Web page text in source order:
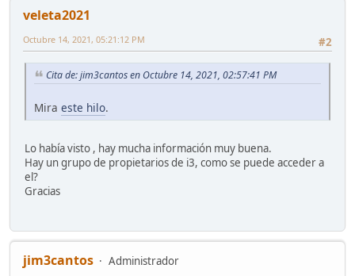
veleta2021
#2
Octubre 14, 2021, 05:21:12 PM
Cita de: jim3cantos en Octubre 14, 2021, 02:57:41 PM
Mira este hilo.
Lo había visto , hay mucha información muy buena.
Hay un grupo de propietarios de i3, como se puede acceder a
el?
Gracias
jim3cantos
Administrador